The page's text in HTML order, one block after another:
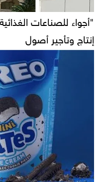
"أجواء للصناعات
إنتاج وتأجير أصول